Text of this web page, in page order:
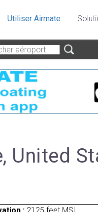
Utiliser Airmate
United
:2125 feet MSL.